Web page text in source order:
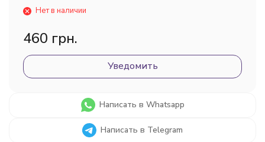
Нет в наличии
460 грн.
Уведомить
Написать в Whatsapp
Написать в Telegram